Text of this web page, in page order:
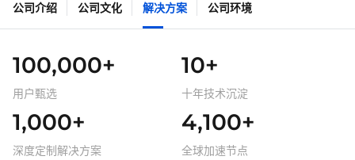
公司介绍 公司文化 解决方案 公司环境
100,000+
用户甄选
10+
十年技术沉淀
1,000+
深度定制解决方案
4,100+
全球加速节点